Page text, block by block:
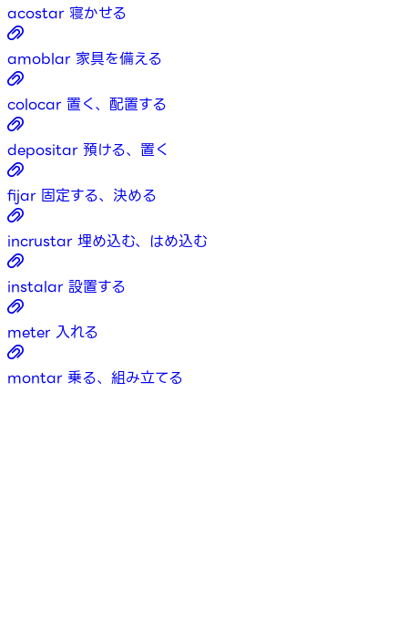
acostar 寝かせる
amoblar 家具を備える
colocar 置く、配置する
depositar 預ける、置く
fijar 固定する、決める
incrustar 埋め込む、はめ込む
instalar 設置する
meter 入れる
montar 乗る、組み立てる